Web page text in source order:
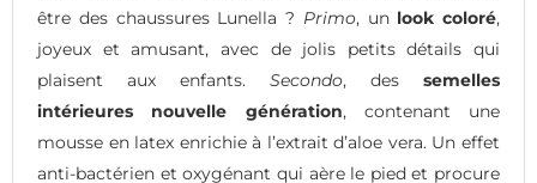
être des chaussures Lunella ? Primo, un look coloré,
joyeux et amusant, avec de jolis petits détails qui
plaisent aux enfants. Secondo, des semelles
intérieures nouvelle génération, contenant une
mousse en latex enrichie à l’extrait d’aloe vera. Un effet
anti-bactérien et oxygénant qui aère le pied et procure